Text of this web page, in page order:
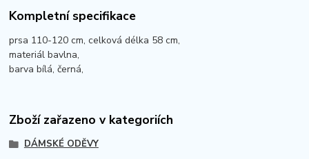
Kompletní specifikace
prsa 110-120 cm, celková délka 58 cm,
materiál bavlna,
barva bílá, černá,
Zboží zařazeno v kategoriích
DÁMSKÉ ODĚVY